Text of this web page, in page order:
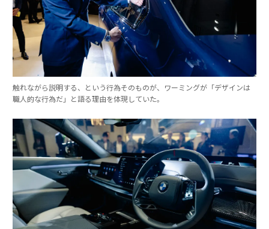
触れながら説明する、という行為そのものが、ワーミングが「デザインは
職人的な行為だ」と語る理由を体現していた。